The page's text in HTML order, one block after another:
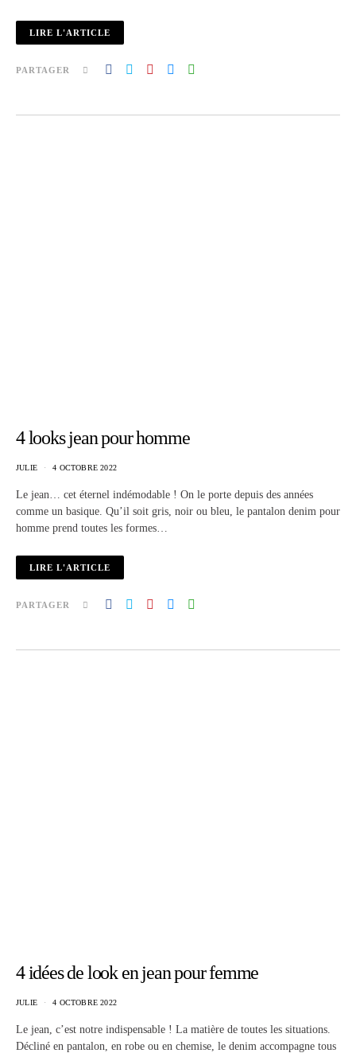
LIRE L'ARTICLE
PARTAGER
4 looks jean pour homme
JULIE 4 OCTOBRE 2022
Le jean… cet éternel indémodable ! On le porte depuis des années
comme un basique. Qu’il soit gris, noir ou bleu, le pantalon denim pour
homme prend toutes les formes…
LIRE L'ARTICLE
PARTAGER
4 idées de look en jean pour femme
JULIE 4 OCTOBRE 2022
Le jean, c’est notre indispensable ! La matière de toutes les situations.
Décliné en pantalon, en robe ou en chemise, le denim accompagne tous